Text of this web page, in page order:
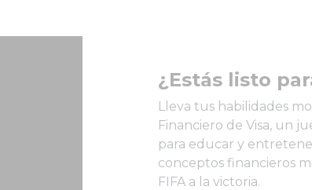
¿Estás listo
Lleva tus habilidades
Financiero de Visa, un
para educar y
conceptos financieros
FIFA a la victoria.